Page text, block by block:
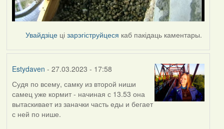
Увайдзіце цізарэгіструйцеся каб пакідаць каментары.
Estydaven - 27.03.2023 - 17:58
Судя по всему, самку из второй ниши
самец уже кормит - начиная с 13.53 она
вытаскивает из заначки часть еды и бегает
с ней по нише.